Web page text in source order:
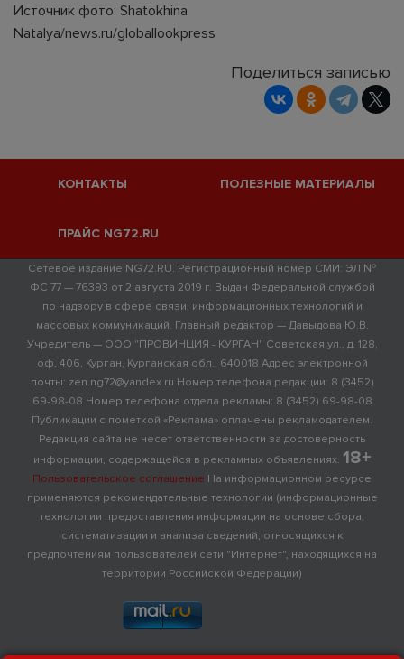
Источник фото: Shatokhina
Natalya/news.ru/globallookpress
Поделиться записью
КОНТАКТЫ ПОЛЕЗНЫЕ МАТЕРИАЛЫ
ПРАЙС NG72.RU
Сетевое издание NG72.RU. Регистрационный номер СМИ: ЭЛ №
ФС 77 — 76393 от 2 августа 2019 г. Выдан Федеральной службой
по надзору в сфере связи, информационных технологий и
массовых коммуникаций. Главный редактор — Давыдова Ю.В.
Учредитель — ООО "ПРОВИНЦИЯ - КУРГАН" Советская ул., д. 128,
оф. 406, Курган, Курганская обл., 640018 Адрес электронной
почты: zen.ng72@yandex.ru Номер телефона редакции: 8 (3452)
69-98-08 Номер телефона отдела рекламы: 8 (3452) 69-98-08
Публикации с пометкой «Реклама» оплачены рекламодателем.
Редакция сайта не несет ответственности за достоверность
информации, содержащейся в рекламных объявлениях. 18+
Пользовательское соглашение На информационном ресурсе
применяются рекомендательные технологии (информационные
технологии предоставления информации на основе сбора,
систематизации и анализа сведений, относящихся к
предпочтениям пользователей сети "Интернет", находящихся на
территории Российской Федерации)